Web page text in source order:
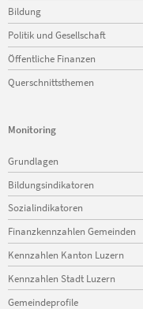
Bildung
Politik und Gesellschaft
Öffentliche Finanzen
Querschnittsthemen
Monitoring
Navigation
überspringen
Grundlagen
Bildungsindikatoren
Sozialindikatoren
Finanzkennzahlen Gemeinden
Kennzahlen Kanton Luzern
Kennzahlen Stadt Luzern
Gemeindeprofile